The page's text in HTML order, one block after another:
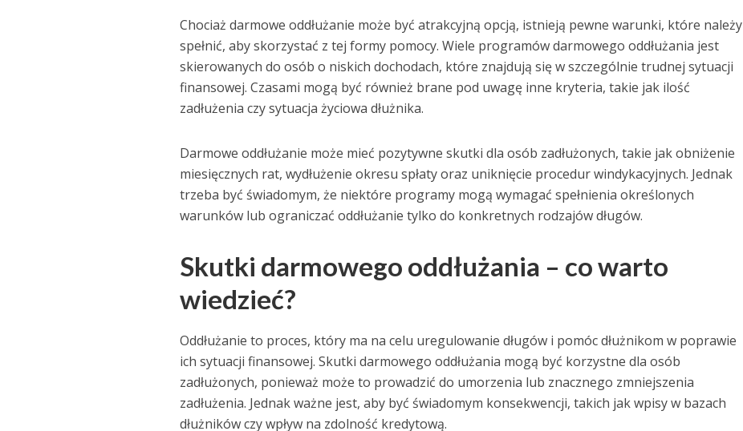
Chociaż darmowe oddłużanie może być atrakcyjną opcją, istnieją pewne warunki, które należy
spełnić, aby skorzystać z tej formy pomocy. Wiele programów darmowego oddłużania jest
skierowanych do osób o niskich dochodach, które znajdują się w szczególnie trudnej sytuacji
finansowej. Czasami mogą być również brane pod uwagę inne kryteria, takie jak ilość
zadłużenia czy sytuacja życiowa dłużnika.
Darmowe oddłużanie może mieć pozytywne skutki dla osób zadłużonych, takie jak obniżenie
miesięcznych rat, wydłużenie okresu spłaty oraz uniknięcie procedur windykacyjnych. Jednak
trzeba być świadomym, że niektóre programy mogą wymagać spełnienia określonych
warunków lub ograniczać oddłużanie tylko do konkretnych rodzajów długów.
Skutki darmowego oddłużania – co warto
wiedzieć?
Oddłużanie to proces, który ma na celu uregulowanie długów i pomóc dłużnikom w poprawie
ich sytuacji finansowej. Skutki darmowego oddłużania mogą być korzystne dla osób
zadłużonych, ponieważ może to prowadzić do umorzenia lub znacznego zmniejszenia
zadłużenia. Jednak ważne jest, aby być świadomym konsekwencji, takich jak wpisy w bazach
dłużników czy wpływ na zdolność kredytową.